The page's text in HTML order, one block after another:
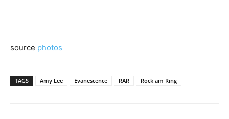
source photos
TAGS Amy Lee Evanescence RAR Rock am Ring